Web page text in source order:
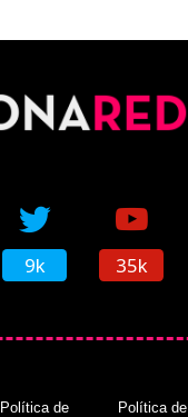
9k 35k
Política de
Política de